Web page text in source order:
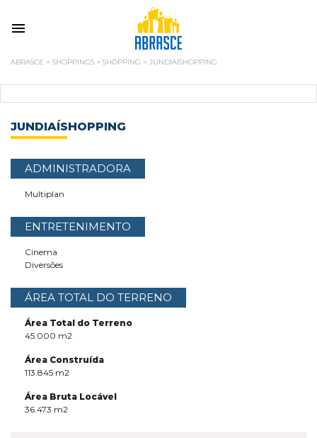
ABRASCE > SHOPPINGS > SHOPPING > JUNDIAÍSHOPPING
JUNDIAÍSHOPPING
ADMINISTRADORA
Multiplan
ENTRETENIMENTO
Cinema
Diversões
ÁREA TOTAL DO TERRENO
Área Total do Terreno
45.000 m2
Área Construída
113.845 m2
Área Bruta Locável
36.473 m2